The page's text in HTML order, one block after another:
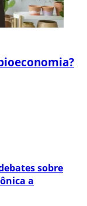
sobre
a